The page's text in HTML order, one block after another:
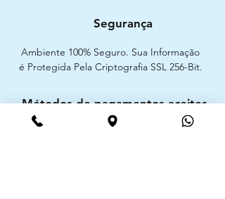
Segurança
Ambiente 100% Seguro. Sua Informação
é Protegida Pela Criptografia SSL 256-Bit.
Métodos de pagamentos aceites